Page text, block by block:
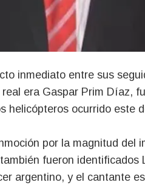
inmediato entre sus
era Gaspar Prim Díaz,
helicópteros ocurrido este
por la magnitud del
fueron identificados
argentino, y el cantante